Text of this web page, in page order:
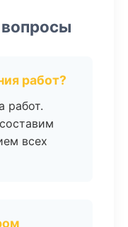
работ?
работ.
всех